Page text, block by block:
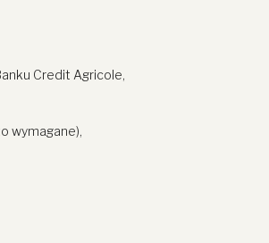
Credit Agricole,
wymagane),